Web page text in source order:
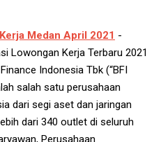
Medan April 2021 -
Lowongan Kerja Terbaru 2021
Indonesia Tbk (“BFI
salah satu perusahaan
dari segi aset dan jaringan
dari 340 outlet di seluruh
Perusahaan